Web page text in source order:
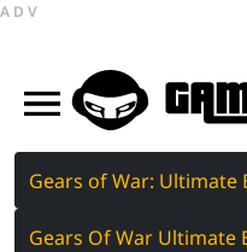
ADV
Gears of War: Ultimate
Gears Of War Ultimate